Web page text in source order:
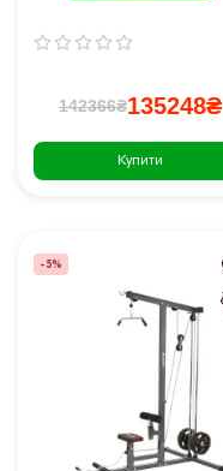
142366₴135248₴
Купити
-5%